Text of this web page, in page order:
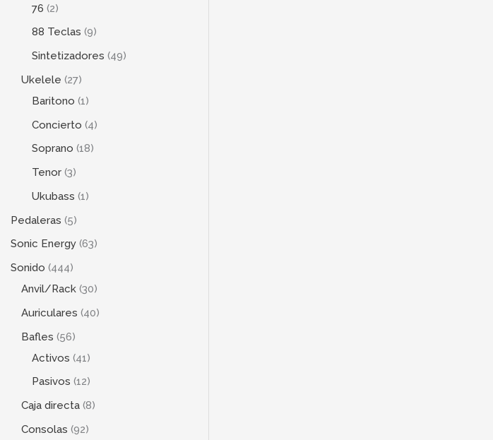
76 2
88 Teclas 9
Sintetizadores 49
Ukelele 27
Baritono 1
Concierto 4
Soprano 18
Tenor 3
Ukubass 1
Pedaleras 5
Sonic Energy 63
Sonido 444
Anvil/Rack 30
Auriculares 40
Bafles 56
Activos 41
Pasivos 12
Caja directa 8
Consolas 92